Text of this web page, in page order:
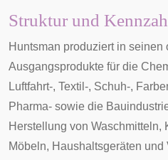
Struktur und
Huntsman produziert in
Ausgangsprodukte für die
Luftfahrt-, Textil-, Schuh-,
Pharma- sowie die
Herstellung von Waschmitteln,
Möbeln, Haushaltsgeräten und